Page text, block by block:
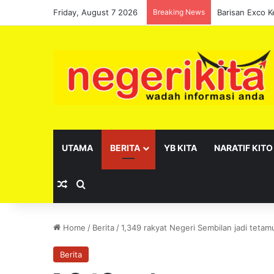
Friday, August 7 2026 Breaking News
UTAMA BERITA YB KITA NARATIF KITO
Random Article
Home / Berita /1,349 rakyat Negeri Sembilan jadi
Berita